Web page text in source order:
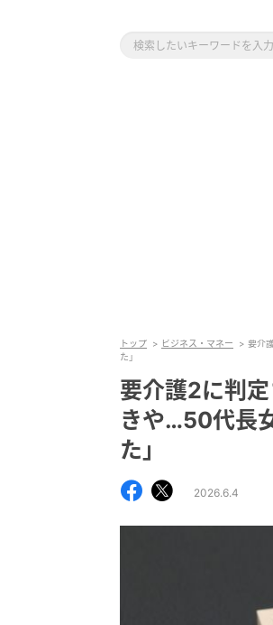
トップ ビジネス・マネー
要介
た」
要介護2に判
きや…50代長
た」
2026.6.4